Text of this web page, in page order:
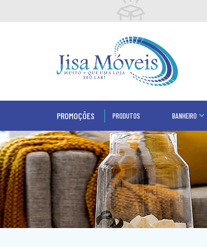
PROMOÇÕES PRODUTOS BANHEIRO